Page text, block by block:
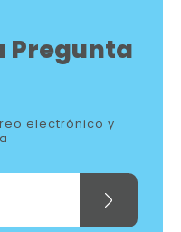
Pregunta
electrónico y